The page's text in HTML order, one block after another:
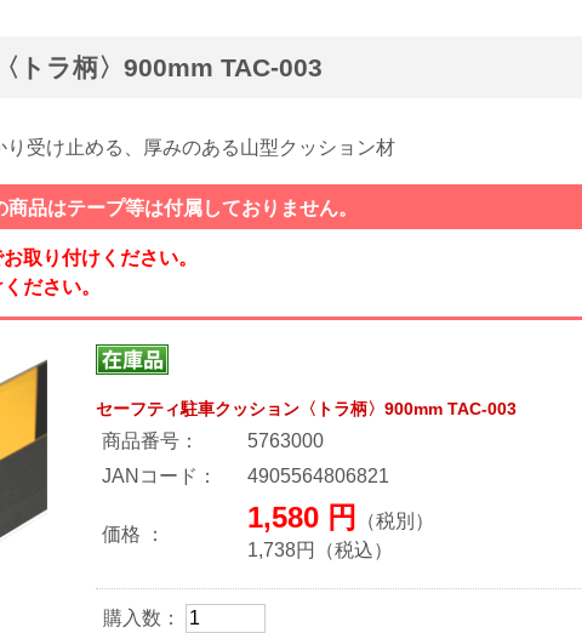
トラ柄〉900mm TAC-003
受け止める、厚みのある山型クッション材
商品はテープ等は付属しておりません。
取り付けください。
ださい。
セーフティ駐車クッション〈トラ柄〉900mm TAC-003
商品番号：
5763000
JANコード：
4905564806821
価格 ：
1,580 円
（税別）
1,738円（税込）
購入数：